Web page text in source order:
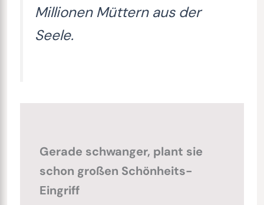
Millionen Müttern aus der
Seele.
Gerade schwanger, plant sie
schon großen Schönheits-
Eingriff